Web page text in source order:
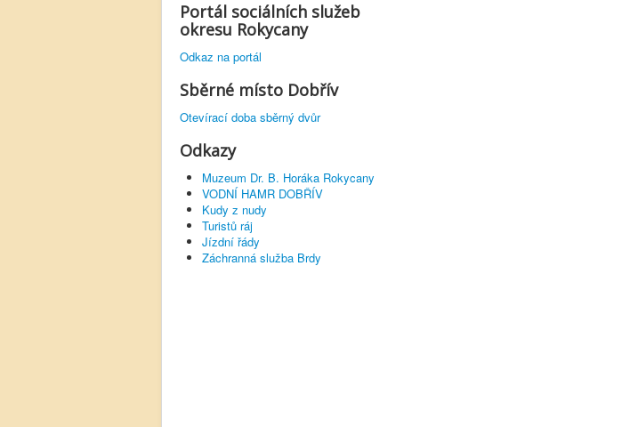
Portál sociálních služeb
okresu Rokycany
Odkaz na portál
Sběrné místo Dobřív
Otevírací doba sběrný dvůr
Odkazy
Muzeum Dr. B. Horáka Rokycany
VODNÍ HAMR DOBŘÍV
Kudy z nudy
Turistů ráj
Jízdní řády
Záchranná služba Brdy